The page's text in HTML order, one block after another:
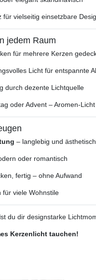
für vielseitig einsetzbare
jedem Raum
für mehrere Kerzen
Licht für entspannte
durch dezente Lichtquelle
oder Advent – Aromen-
– langlebig und ästhetisch
oder romantisch
fertig – ohne Aufwand
für viele Wohnstile
du dir designstarke
Kerzenlicht tauchen!